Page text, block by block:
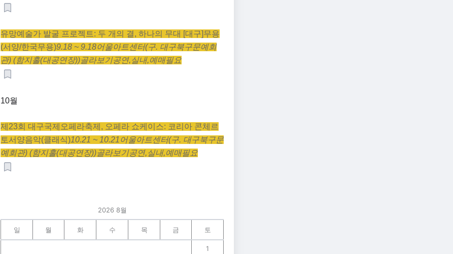
유망예술가 발굴 프로젝트: 두 개의 결, 하나의 무대 [대구]무용
(서양/한국무용)9.18 ~ 9.18어울아트센터(구. 대구북구문예회
관) (함지홀(대공연장))골라보기공연,실내,예매필요
10월
제23회 대구국제오페라축제, 오페라 쇼케이스: 코리아 콘체르
토서양음악(클래식)10.21 ~ 10.21 어울아트센터(구. 대구북구문
예회관) (함지홀(대공연장))골라보기공연,실내,예매필요
2026 8월
일 월 화 수 목 금 토
1